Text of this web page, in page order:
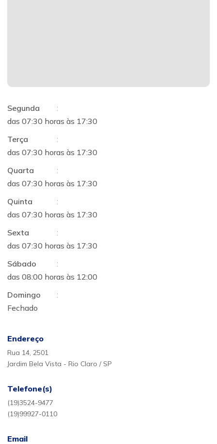
Segunda
:
das 07:30 horas às 17:30
Terça
:
das 07:30 horas às 17:30
Quarta
:
das 07:30 horas às 17:30
Quinta
:
das 07:30 horas às 17:30
Sexta
:
das 07:30 horas às 17:30
Sábado
:
das 08:00 horas às 12:00
Domingo
:
Fechado
Endereço
Rua 14, 2501
Jardim Bela Vista - Rio Claro / SP
Telefone(s)
(19)3524-9477
(19)99927-0110
Email